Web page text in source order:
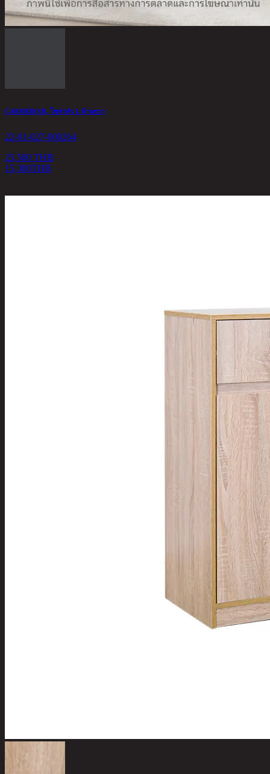
CARMERO/R, โซฟาตัว L ด้านขวา
22-01-027-000264
25,500 THB
15,300THB